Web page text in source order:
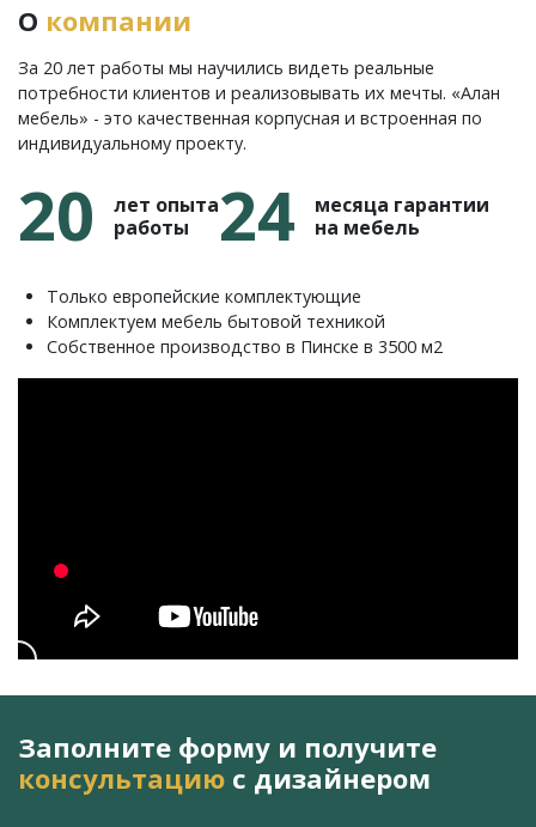
О компании
За 20 лет работы мы научились видеть реальные
потребности клиентов и реализовывать их мечты. «Алан
мебель» - это качественная корпусная и встроенная по
индивидуальному проекту.
20
лет опыта
работы
24
месяца гарантии
на мебель
Только европейские комплектующие
Комплектуем мебель бытовой техникой
Собственное производство в Пинске в 3500 м2
Заполните форму и получите
консультацию с дизайнером